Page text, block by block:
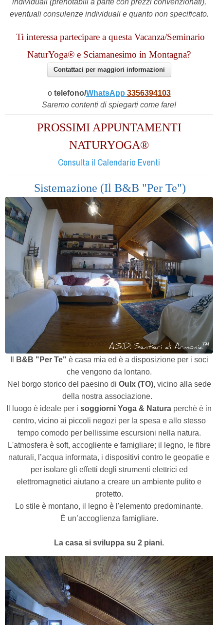
eventuali consulenze individuali e quanto non specificato.
Ti interessa partecipare a questa Vacanza/Seminario
NaturYoga® e Sciamanesimo in Montagna?
Contattaci per maggiori informazioni
o telefono/WhatsApp 3356394103
Saremo contenti di spiegarti come fare!
PROSSIMI APPUNTAMENTI
NATURYOGA®
Consulta il Calendario Eventi
Sistemazione (Il B&B "Per Te")
B&B "Per Te" è casa mia ed è a disposizione per i soci
che vengono da lontano.
Nel borgo storico del paesino di Oulx (TO), vicino alla sede
della nostra associazione.
Il luogo è ideale per i soggiorni Yoga & Natura perchè è in
centro, vicino ai piccoli negozi per la spesa e allo stesso
tempo comodo per bellissime escursioni nella natura.
L'atmosfera è soft, accogliente e famigliare; il legno, le fibre
naturali, l’acqua informata, i dispositivi contro le geopatie e
per isolare gli effetti degli strumenti elettrici ed
elettromagnetici aiutano a creare un ambiente pulito e
protetto.
Lo stile è montano, il legno è l'elemento predominante.
È un’accoglienza famigliare.
La casa si sviluppa su 2 piani.